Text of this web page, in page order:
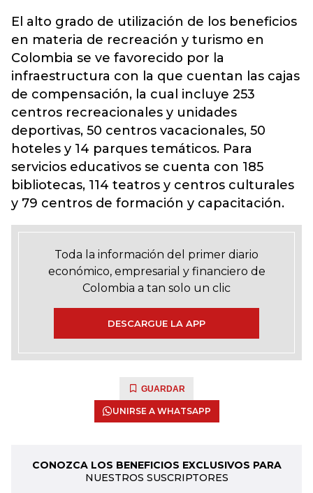
El alto grado de utilización de los beneficios
en materia de recreación y turismo en
Colombia se ve favorecido por la
infraestructura con la que cuentan las cajas
de compensación, la cual incluye 253
centros recreacionales y unidades
deportivas, 50 centros vacacionales, 50
hoteles y 14 parques temáticos. Para
servicios educativos se cuenta con 185
bibliotecas, 114 teatros y centros culturales
y 79 centros de formación y capacitación.
Toda la información del primer diario
económico, empresarial y financiero de
Colombia a tan solo un clic
DESCARGUE LA APP
GUARDAR
UNIRSE A WHATSAPP
CONOZCA LOS BENEFICIOS EXCLUSIVOS PARA
NUESTROS SUSCRIPTORES